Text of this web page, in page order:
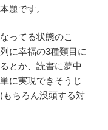
題です。
ってる状態のこ
に幸福の3種類目に
とか、読書に夢中
に実現できそうじ
ちろん没頭する対